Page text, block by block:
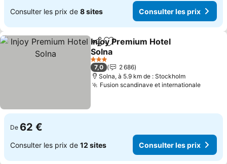
Consulter les prix de 8 sites Consulter les prix
PartagerAjouter à mes favoris
Injoy Premium Hotel
Solna
Consulter les prix
3 Étoiles
7,0
2 686
Solna, à 5.9 km de : Stockholm
Fusion scandinave et internationale
De 62 €
Consulter les prix de 12 sites Consulter les prix